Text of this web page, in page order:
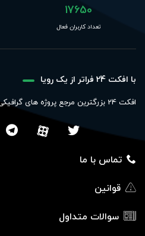
17650
تعداد کاربران فعال
با افکت 24 فراتر از یک رویا
افکت 24 بزرگترین مرجع پروژه های گرافیکی در ایران
تماس با ما
قوانین
سوالات متداول